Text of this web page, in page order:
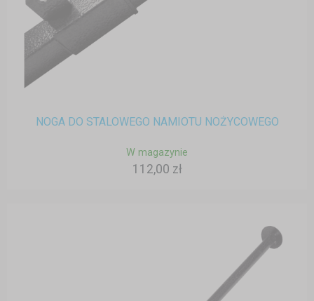
NOGA DO STALOWEGO NAMIOTU NOŻYCOWEGO
W magazynie
112,00 zł